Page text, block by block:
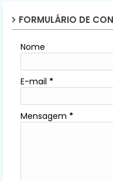
FORMULÁRIO DE
Nome
E-mail *
Mensagem *